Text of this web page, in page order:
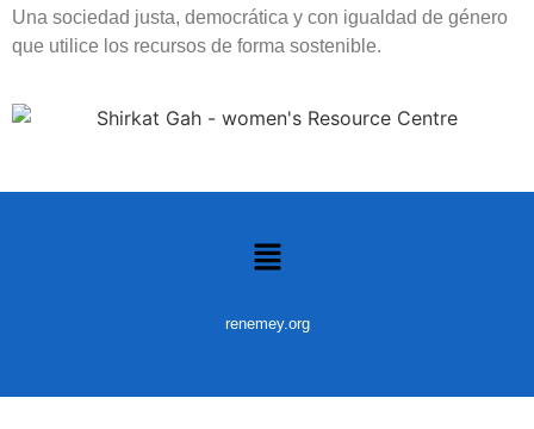
Una sociedad justa, democrática y con igualdad de género
que utilice los recursos de forma sostenible.
renemey.org